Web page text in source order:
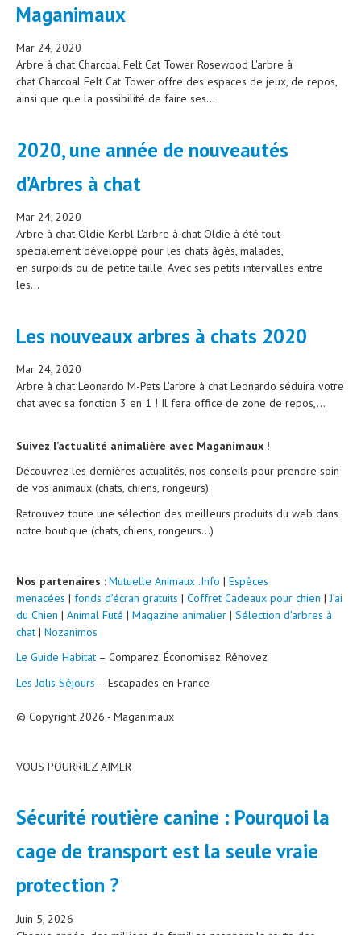
Maganimaux
Mar 24, 2020
Arbre à chat Charcoal Felt Cat Tower Rosewood L'arbre à
chat Charcoal Felt Cat Tower offre des espaces de jeux, de repos,
ainsi que que la possibilité de faire ses...
2020, une année de nouveautés
d’Arbres à chat
Mar 24, 2020
Arbre à chat Oldie Kerbl L'arbre à chat Oldie à été tout
spécialement développé pour les chats âgés, malades,
en surpoids ou de petite taille. Avec ses petits intervalles entre
les...
Les nouveaux arbres à chats 2020
Mar 24, 2020
Arbre à chat Leonardo M-Pets L'arbre à chat Leonardo séduira votre
chat avec sa fonction 3 en 1 ! Il fera office de zone de repos,...
Suivez l’actualité animalière avec Maganimaux !
Découvrez les dernières actualités, nos conseils pour prendre soin
de vos animaux (chats, chiens, rongeurs).
Retrouvez toute une sélection des meilleurs produits du web dans
notre boutique (chats, chiens, rongeurs…)
Nos partenaires : Mutuelle Animaux .Info | Espèces
menacées | fonds d’écran gratuits | Coffret Cadeaux pour chien |J’ai
du Chien | Animal Futé | Magazine animalier | Sélection d’arbres à
chat | Nozanimos
Le Guide Habitat – Comparez. Économisez. Rénovez
Les Jolis Séjours – Escapades en France
© Copyright 2026 - Maganimaux
VOUS POURRIEZ AIMER
Sécurité routière canine : Pourquoi la
cage de transport est la seule vraie
protection ?
Juin 5, 2026